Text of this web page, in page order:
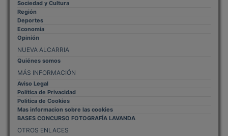
Región
Deportes
Economía
Opinión
NUEVA ALCARRIA
Quiénes somos
MÁS INFORMACIÓN
Aviso Legal
Política de Privacidad
Politica de Cookies
Mas informacion sobre las cookies
BASES CONCURSO FOTOGRAFÍA LAVANDA
OTROS ENLACES
Sistemas Integrales Cualificados